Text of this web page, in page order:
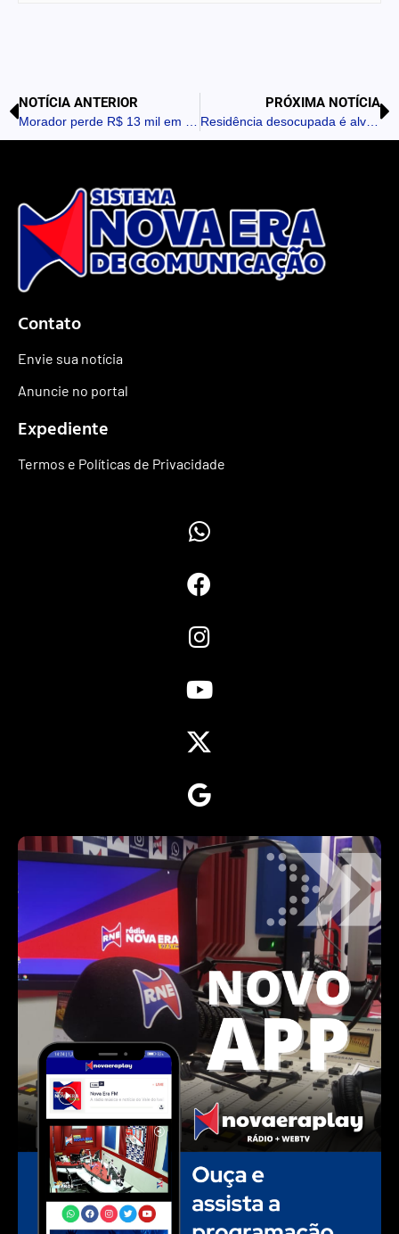
NOTÍCIA ANTERIOR PRÓXIMA NOTÍCIA
Residência desocupada é alvo de furto de torneiras e fiação em Apucarana
Contato
Envie sua notícia
Anuncie no portal
Expediente
Termos e Políticas de Privacidade